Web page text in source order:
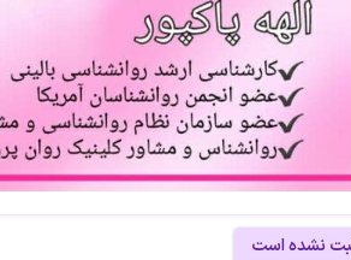
نشده است